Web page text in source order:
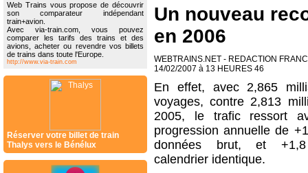
Web Trains vous propose de découvrir
son comparateur indépendant
train+avion.
Avec via-train.com, vous pouvez
comparer les tarifs des trains et des
avions, acheter ou revendre vos billets
de trains dans toute l'Europe.
http://www.via-train.com
Réserver votre billet de train
Thalys vers le Bénélux
Un nouveau
en 2006
WEBTRAINS.NET - REDACTION
14/02/2007 à 13 HEURES 46
En effet, avec 2,865
voyages, contre 2,813
2005, le trafic ressort
progression annuelle de
données brut, et
calendrier identique.